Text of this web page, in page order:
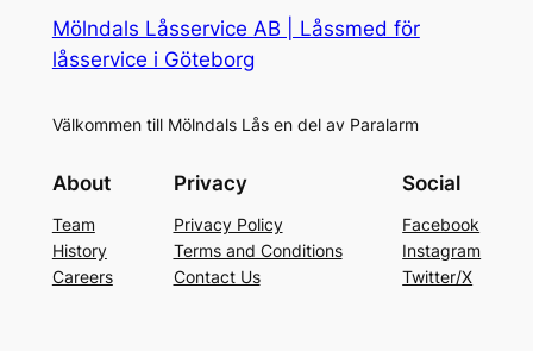
Mölndals Låsservice AB | Låssmed för
låsservice i Göteborg
Välkommen till Mölndals Lås en del av Paralarm
About
Team
History
Careers
Privacy
Privacy Policy
Terms and Conditions
Contact Us
Social
Facebook
Instagram
Twitter/X